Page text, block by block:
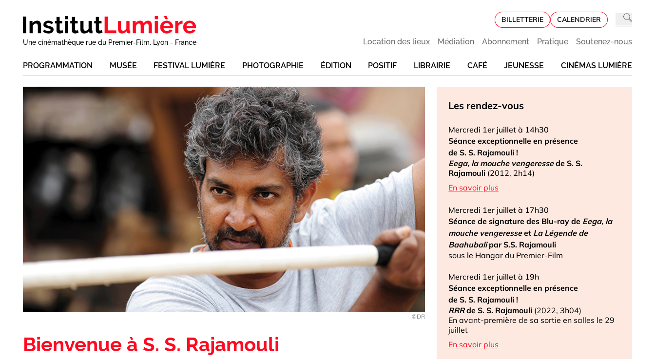
Une cinémathèque rue du Premier-Film, Lyon - France
BILLETTERIE CALENDRIER
Location des lieux Médiation Abonnement Pratique Soutenez-nous
PROGRAMMATION MUSÉE FESTIVAL LUMIÈRE PHOTOGRAPHIE ÉDITION POSITIF LIBRAIRIE CAFÉ JEUNESSE CINÉMAS LUMIÈRE
©DR
Bienvenue à S. S. Rajamouli
Les rendez-vous
Mercredi 1er juillet à 14h30
Séance exceptionnelle en présence
de S. S. Rajamouli !
Eega, la mouche vengeressede S. S.
Rajamouli (2012, 2h14)
En savoir plus
Mercredi 1er juillet à 17h30
Séance de signature des Blu-ray de Eega, la
mouche vengeresseet La Légende de
Baahubalipar S.S. Rajamouli
sous le Hangar du Premier-Film
Mercredi 1er juillet à 19h
Séance exceptionnelle en présence
de S. S. Rajamouli !
RRRde S. S. Rajamouli (2022, 3h04)
En avant-première de sa sortie en salles le 29
juillet
En savoir plus